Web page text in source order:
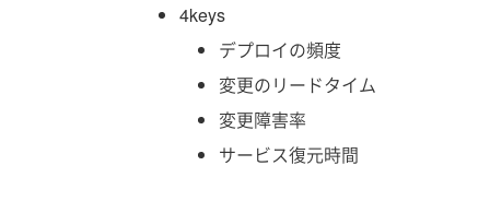
4keys
デプロイの頻度
変更のリードタイム
変更障害率
サービス復元時間